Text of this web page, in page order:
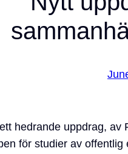
hedrande uppdrag, av
för studier av